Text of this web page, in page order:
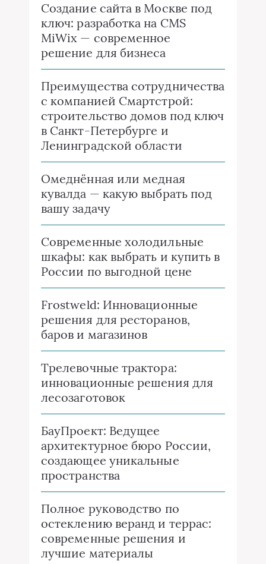
Создание сайта в Москве под
ключ: разработка на CMS
MiWix — современное
решение для бизнеса
Преимущества сотрудничества
с компанией Смартстрой:
строительство домов под ключ
в Санкт-Петербурге и
Ленинградской области
Омеднённая или медная
кувалда — какую выбрать под
вашу задачу
Современные холодильные
шкафы: как выбрать и купить в
России по выгодной цене
Frostweld: Инновационные
решения для ресторанов,
баров и магазинов
Трелевочные трактора:
инновационные решения для
лесозаготовок
БауПроект: Ведущее
архитектурное бюро России,
создающее уникальные
пространства
Полное руководство по
остеклению веранд и террас:
современные решения и
лучшие материалы